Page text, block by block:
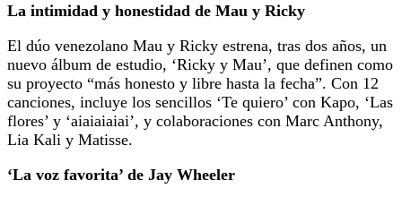
La intimidad y honestidad de Mau y Ricky
El dúo venezolano Mau y Ricky estrena, tras dos años, un
nuevo álbum de estudio, ‘Ricky y Mau’, que definen como
su proyecto “más honesto y libre hasta la fecha”. Con 12
canciones, incluye los sencillos ‘Te quiero’ con Kapo, ‘Las
flores’ y ‘aiaiaiaiai’, y colaboraciones con Marc Anthony,
Lia Kali y Matisse.
‘La voz favorita’ de Jay Wheeler